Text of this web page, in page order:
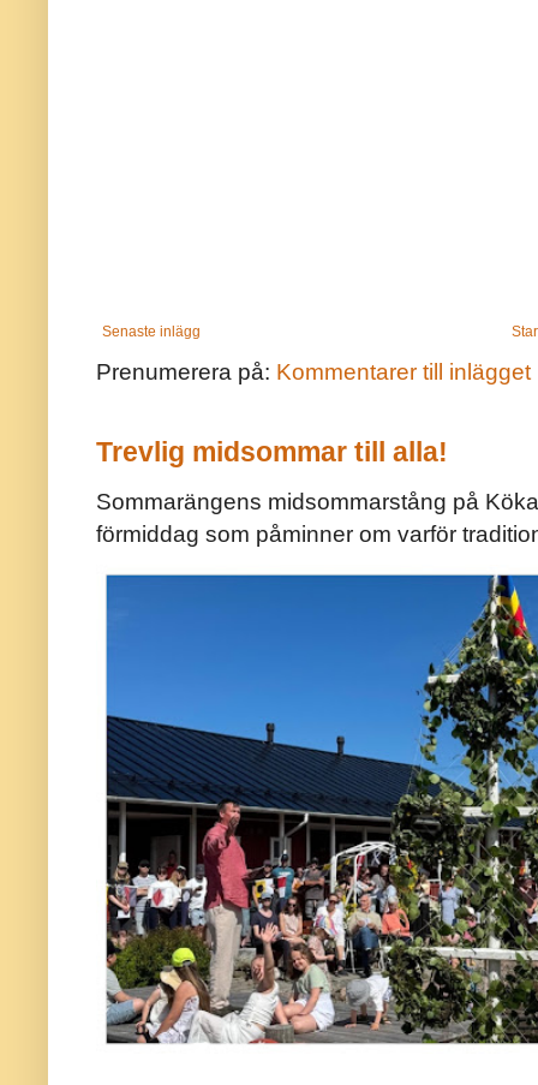
Senaste inlägg
Prenumerera på: Kommentarer till inlägget
Trevlig midsommar till alla!
Sommarängens midsommarstång på
förmiddag som påminner om varför